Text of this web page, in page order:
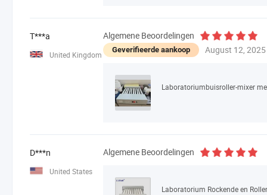
T***a
United Kingdom
Algemene Beoordelingen
Geverifieerde aankoop August 12, 2025
Laboratoriumbuisroller-mixer
D***n
United States
Algemene Beoordelingen
Laboratorium Rockende en